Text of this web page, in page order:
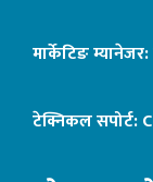
मार्केटिङ
टेक्निकल सपोर्ट: